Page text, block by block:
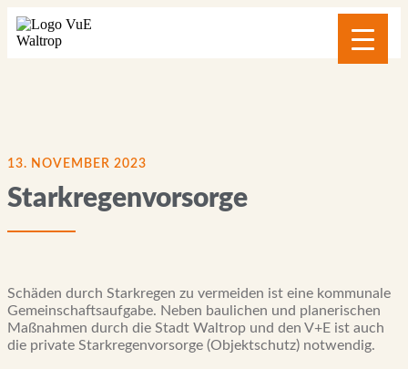
springen
13. NOVEMBER 2023
Starkregenvorsorge
Schäden durch Starkregen zu vermeiden ist eine kommunale
Gemeinschaftsaufgabe. Neben baulichen und planerischen
Maßnahmen durch die Stadt Waltrop und den V+E ist auch
die private Starkregenvorsorge (Objektschutz) notwendig.